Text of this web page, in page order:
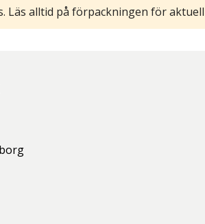
Läs alltid på förpackningen för